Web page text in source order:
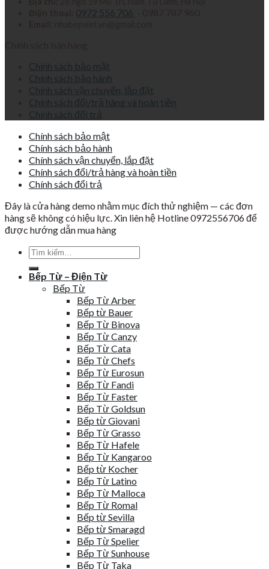
0972 556 706
Chính sách bảo mật
Chính sách bảo hành
Chính sách vận chuyển, lắp đặt
Chính sách đổi/trả hàng và hoàn tiền
Chính sách đổi trả
Chính sách bảo mật
Chính sách bảo hành
Chính sách vận chuyển, lắp đặt
Chính sách đổi/trả hàng và hoàn tiền
Chính sách đổi trả
Đây là cửa hàng demo nhằm mục đích thử nghiệm — các đơn
hàng sẽ không có hiệu lực. Xin liên hệ Hotline 0972556706 để
được hướng dẫn mua hàng
Tìm
kiếm:
Bếp Từ – Điện Từ
Bếp Từ
Bếp Từ Arber
Bếp từ Bauer
Bếp Từ Binova
Bếp Từ Canzy
Bếp Từ Cata
Bếp Từ Chefs
Bếp Từ Eurosun
Bếp Từ Fandi
Bếp Từ Faster
Bếp Từ Goldsun
Bếp từ Giovani
Bếp Từ Grasso
Bếp Từ Hafele
Bếp Từ Kangaroo
Bếp từ Kocher
Bếp Từ Latino
Bếp Từ Malloca
Bếp Từ Romal
Bếp từ Sevilla
Bếp từ Smaragd
Bếp Từ Spelier
Bếp Từ Sunhouse
Bếp Từ Taka